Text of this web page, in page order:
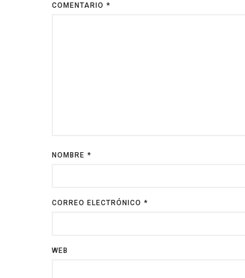
COMENTARIO *
NOMBRE *
CORREO ELECTRÓNICO *
WEB